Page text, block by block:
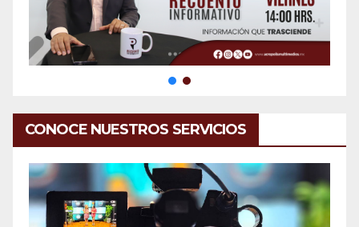
CONOCE NUESTROS SERVICIOS